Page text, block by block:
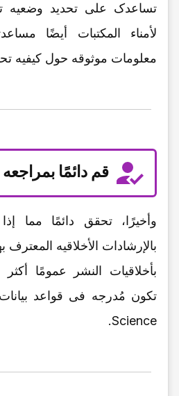
تساعدک على تحدید وضعیه
لأمناء المکتبات أیضًا
معلومات موثوقه حول کیفیه
قم دائمًا
وأخیرًا، تحقق دائمًا مما
بالإرشادات الأخلاقیه المعترف
بأخلاقیات النشر عمومًا
Science.